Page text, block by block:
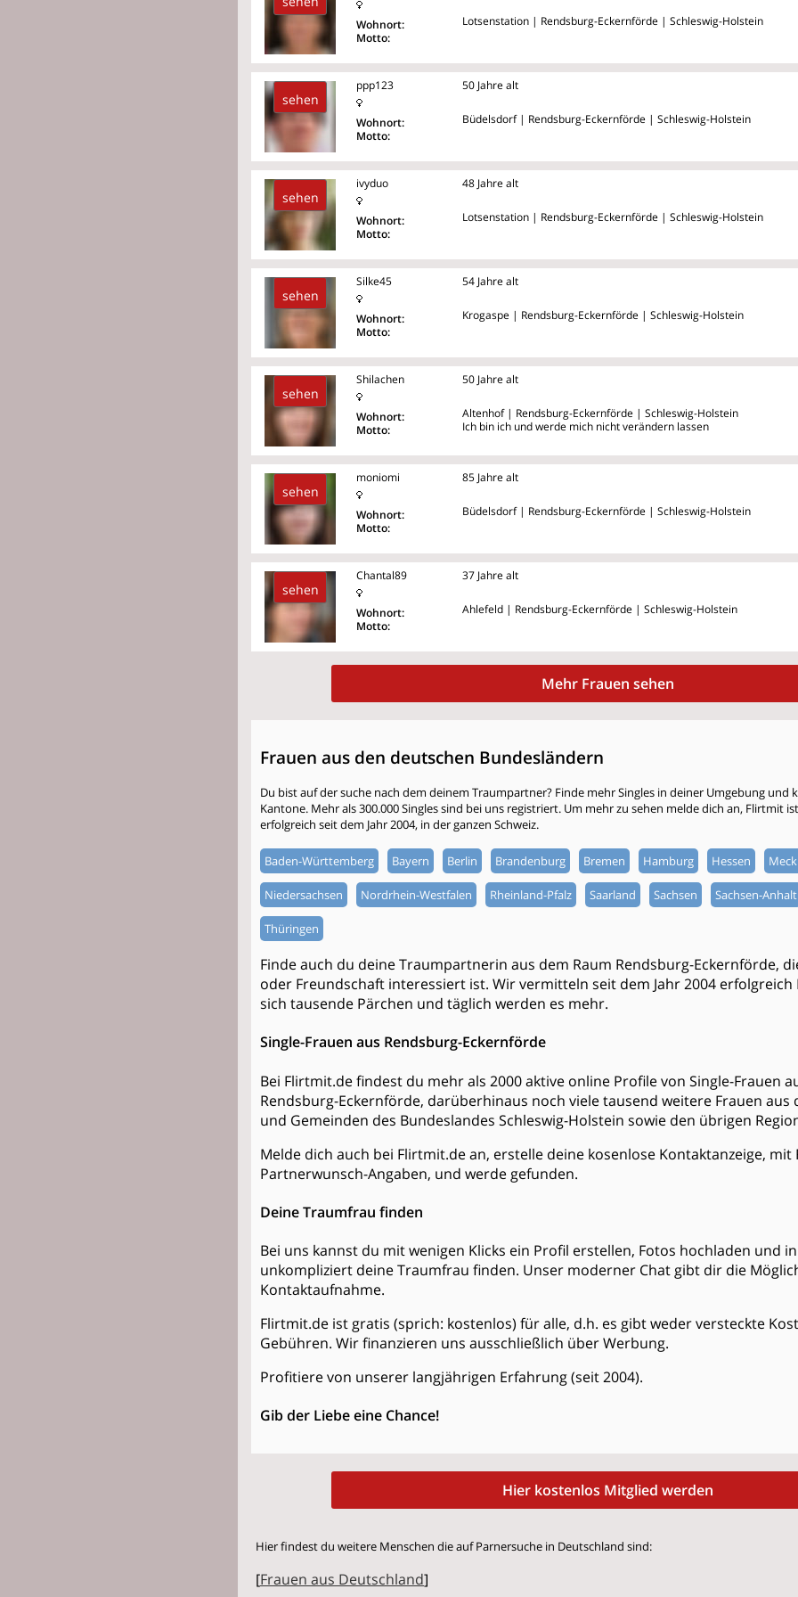
Wohnort:
Motto:
Lotsenstation | Rendsburg-Eckernförde | Schleswig-Holstein
sehen
ppp123
Wohnort:
Motto:
50 Jahre alt
Büdelsdorf | Rendsburg-Eckernförde | Schleswig-Holstein
sehen
ivyduo
Wohnort:
Motto:
48 Jahre alt
Lotsenstation | Rendsburg-Eckernförde | Schleswig-Holstein
sehen
Silke45
Wohnort:
Motto:
54 Jahre alt
Krogaspe | Rendsburg-Eckernförde | Schleswig-Holstein
sehen
Shilachen
Wohnort:
Motto:
50 Jahre alt
Altenhof | Rendsburg-Eckernförde | Schleswig-Holstein
Ich bin ich und werde mich nicht verändern lassen
sehen
moniomi
Wohnort:
Motto:
85 Jahre alt
Büdelsdorf | Rendsburg-Eckernförde | Schleswig-Holstein
sehen
Chantal89
Wohnort:
Motto:
37 Jahre alt
Ahlefeld | Rendsburg-Eckernförde | Schleswig-Holstein
Mehr Frauen sehen
Frauen aus den deutschen Bundesländern
Du bist auf der suche nach dem deinem Traumpartner? Finde mehr Singles in deiner Umgebung und
Kantone. Mehr als 300.000 Singles sind bei uns registriert. Um mehr zu sehen melde dich an, Flirtmit
erfolgreich seit dem Jahr 2004, in der ganzen Schweiz.
Baden-Württemberg Bayern Berlin Brandenburg Bremen Hamburg Hessen
Niedersachsen Nordrhein-Westfalen Rheinland-Pfalz Saarland Sachsen Sachsen-Anhalt
Thüringen
Finde auch du deine Traumpartnerin aus dem Raum Rendsburg-Eckernförde,
oder Freundschaft interessiert ist. Wir vermitteln seit dem Jahr 2004
sich tausende Pärchen und täglich werden es mehr.
Single-Frauen aus Rendsburg-Eckernförde
Bei Flirtmit.de findest du mehr als 2000 aktive online Profile von Single-Frauen
Rendsburg-Eckernförde, darüberhinaus noch viele tausend weitere Frauen aus
und Gemeinden des Bundeslandes Schleswig-Holstein sowie den übrigen
Melde dich auch bei Flirtmit.de an, erstelle deine kosenlose Kontaktanzeige, mit
Partnerwunsch-Angaben, und werde gefunden.
Deine Traumfrau finden
Bei uns kannst du mit wenigen Klicks ein Profil erstellen, Fotos hochladen und
unkompliziert deine Traumfrau finden. Unser moderner Chat gibt dir die
Kontaktaufnahme.
Flirtmit.de ist gratis (sprich: kostenlos) für alle, d.h. es gibt weder versteckte
Gebühren. Wir finanzieren uns ausschließlich über Werbung.
Profitiere von unserer langjährigen Erfahrung (seit 2004).
Gib der Liebe eine Chance!
Hier kostenlos Mitglied werden
Hier findest du weitere Menschen die auf Parnersuche in Deutschland sind:
[Frauen aus Deutschland]